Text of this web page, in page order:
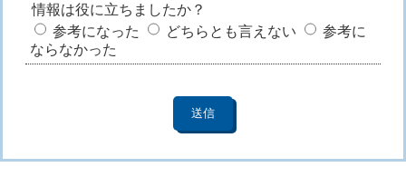
情報は役に立ちましたか？
参考になった
どちらとも言えない
参考に
ならなかった